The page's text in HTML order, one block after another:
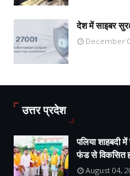
देश में साइबर
December
उत्तर प्रदेश
पलिया शाहबदी
फंड से विकसित
August 04,